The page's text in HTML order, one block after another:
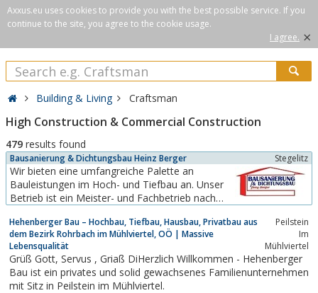
Axxus.eu uses cookies to provide you with the best possible service. If you
continue to the site, you agree to the cookie usage.
I agree. ×
Building & Living Craftsman
High Construction & Commercial Construction
479 results found
Bausanierung & Dichtungsbau Heinz Berger Stegelitz
Wir bieten eine umfangreiche Palette an
Bauleistungen im Hoch- und Tiefbau an. Unser
Betrieb ist ein Meister- und Fachbetrieb nach
dafür notwendigen personellen und
gerätetechnischen Voraussetzungen.Die
Schwerpunkte unseres Arrangements liegen in
den Bereichen Bausanierung...
Hehenberger Bau – Hochbau, Tiefbau, Hausbau, Privatbau aus
dem Bezirk Rohrbach im Mühlviertel, OÖ | Massive
Lebensqualität
Peilstein
Im
Mühlviertel
Grüß Gott, Servus , Griaß DiHerzlich Willkommen - Hehenberger
Bau ist ein privates und solid gewachsenes Familienunternehmen
mit Sitz in Peilstein im Mühlviertel.